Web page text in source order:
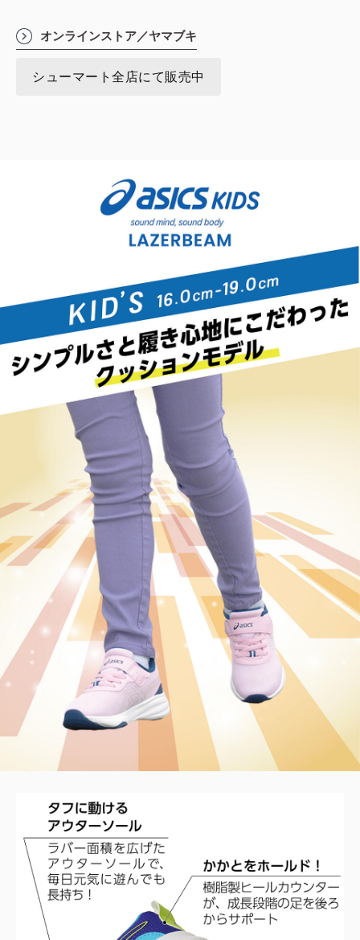
オンラインストア／ヤマブキ
シューマート全店にて販売中